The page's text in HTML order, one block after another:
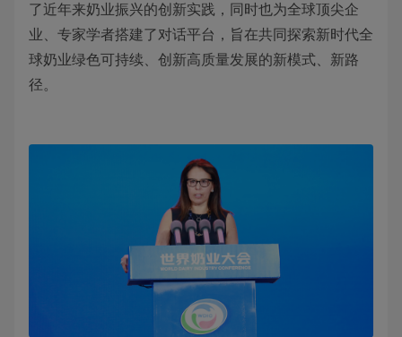
了近年来奶业振兴的创新实践，同时也为全球顶尖企
业、专家学者搭建了对话平台，旨在共同探索新时代全
球奶业绿色可持续、创新高质量发展的新模式、新路
径。